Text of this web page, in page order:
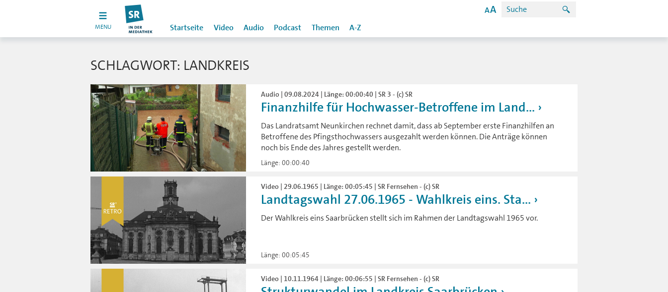
MENU Startseite Video Audio Podcast Themen A-Z
SCHLAGWORT: LANDKREIS
Audio | 09.08.2024 | Länge: 00:00:40 | SR 3 - (c) SR
Finanzhilfe für Hochwasser-Betroffene im Land...
Das Landratsamt Neunkirchen rechnet damit, dass ab September erste Finanzhilfen an
Betroffene des Pfingsthochwassers ausgezahlt werden können. Die Anträge können
noch bis Ende des Jahres gestellt werden.
Länge: 00:00:40
Video | 29.06.1965 | Länge: 00:05:45 | SR Fernsehen - (c) SR
Landtagswahl 27.06.1965 - Wahlkreis eins. Sta...
Der Wahlkreis eins Saarbrücken stellt sich im Rahmen der Landtagswahl 1965 vor.
Länge: 00:05:45
Video | 10.11.1964 | Länge: 00:06:55 | SR Fernsehen - (c) SR